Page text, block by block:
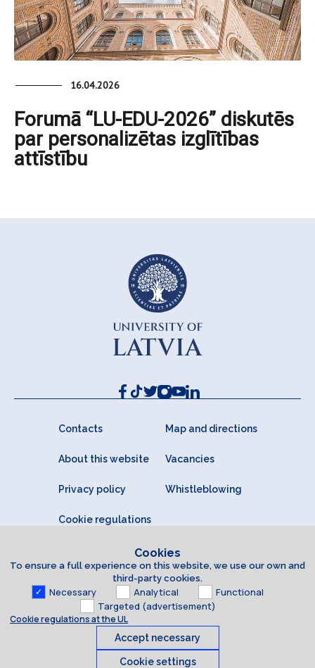
16.04.2026
Forumā “LU-EDU-2026” diskutēs
par personalizētas izglītības
attīstību
Contacts Map and directions
About this website Vacancies
Privacy policy Whistleblowing
Cookie regulations
Cookies
To ensure a full experience on this website, we use our own and
third-party cookies.
Necessary Analytical
Functional
Targeted (advertisement)
Cookie regulations at the UL
Accept necessary
Cookie settings